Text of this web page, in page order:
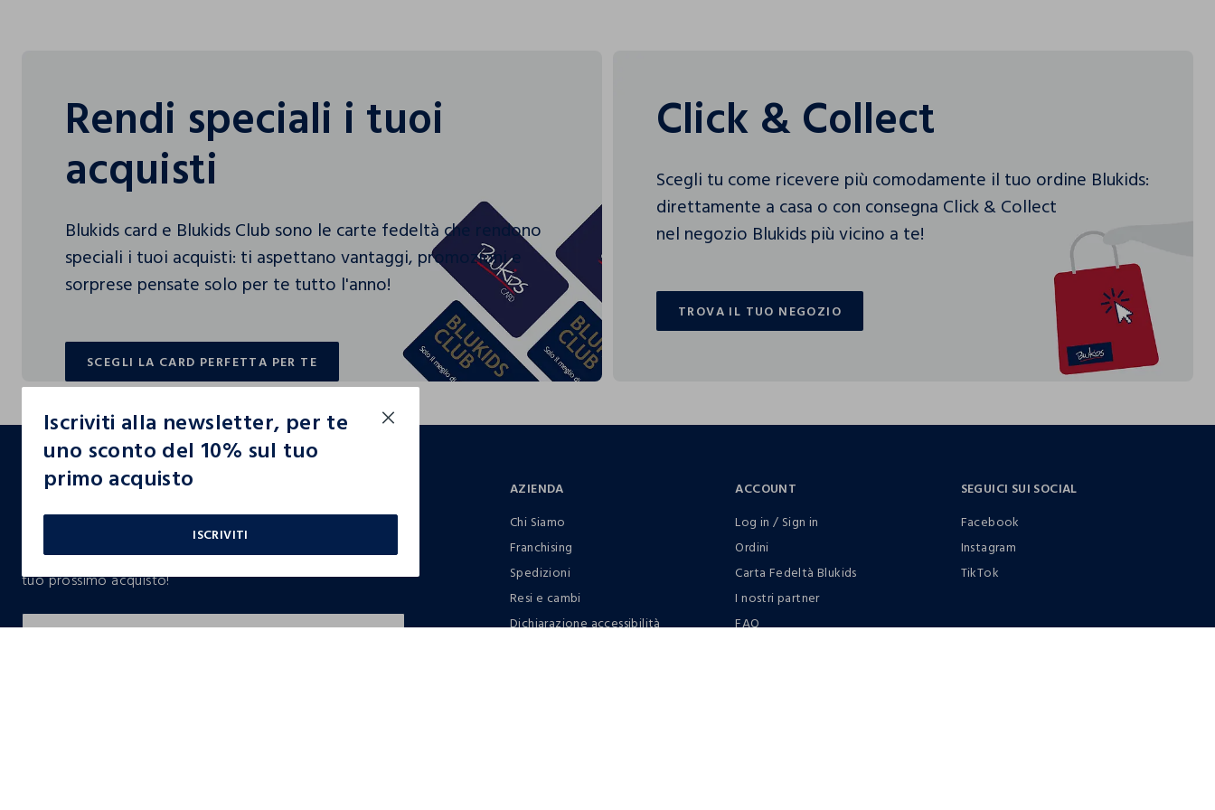
Rendi speciali i tuoi
acquisti
Blukids card e Blukids Club sono le carte fedeltà che rendono
speciali i tuoi acquisti: ti aspettano vantaggi, promozioni e
sorprese pensate solo per te tutto l'anno!
SCEGLI LA CARD PERFETTA PER TE
SCEGLI LA CARD PERFETTA PER TE
Click & Collect
Scegli tu come ricevere più comodamente il tuo ordine Blukids:
direttamente a casa o con consegna Click & Collect
nel negozio Blukids più vicino a te!
TROVA IL TUO NEGOZIO
TROVA IL TUO NEGOZIO
Iscriviti alla newsletter, per te
uno sconto del 10% sul tuo
primo acquisto
ISCRIVITI
footer.ariatitle
Un click, un regalo:
-10% subito per te 💌
Iscriviti ora alla newsletter e ottieni il-10% di scontosul
tuo prossimo acquisto!
AZIENDA
Chi Siamo
Franchising
Spedizioni
Resi e cambi
Dichiarazione accessibilità
ACCOUNT
Log in / Sign in
Ordini
Carta Fedeltà Blukids
I nostri partner
FAQ
SEGUICI SUI SOCIAL
Facebook
Instagram
TikTok